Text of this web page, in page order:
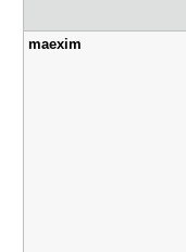
maexim